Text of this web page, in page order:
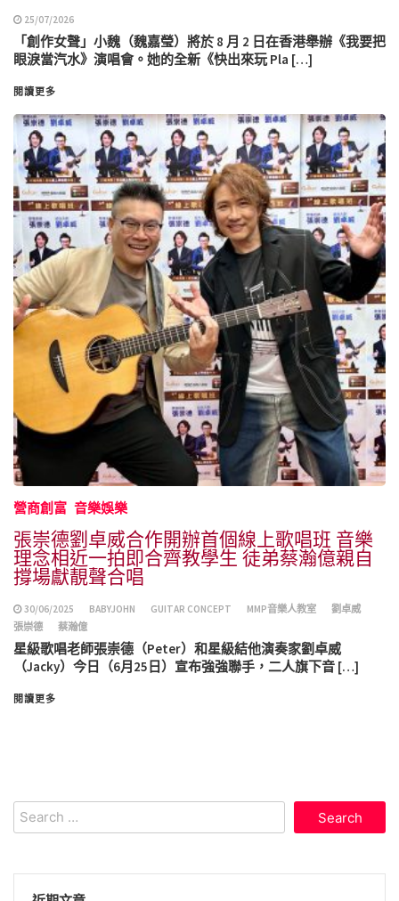
25/07/2026
「創作女聲」小魏（魏嘉瑩）將於 8 月 2 日在香港舉辦《我要把
眼淚當汽水》演唱會。她的全新《快出來玩 Pla […]
閱讀更多
營商創富 音樂娛樂
張崇德劉卓威合作開辦首個線上歌唱班 音樂
理念相近一拍即合齊教學生 徒弟蔡瀚億親自
撐場獻靚聲合唱
30/06/2025 BABYJOHN GUITAR CONCEPT MMP音樂人教室
劉卓威
張崇德
蔡瀚億
星級歌唱老師張崇德（Peter）和星級結他演奏家劉卓威
（Jacky）今日（6月25日）宣布強強聯手，二人旗下音 […]
閱讀更多
Search
for: